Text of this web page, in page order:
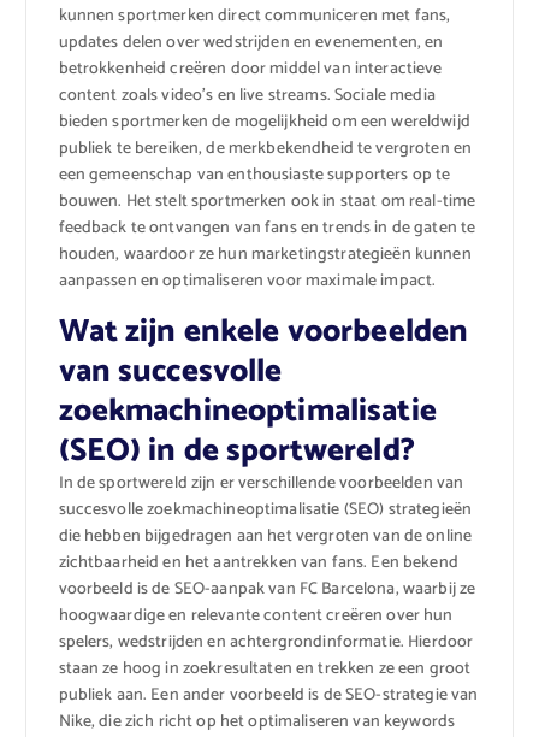
kunnen sportmerken direct communiceren met fans,
updates delen over wedstrijden en evenementen, en
betrokkenheid creëren door middel van interactieve
content zoals video’s en live streams. Sociale media
bieden sportmerken de mogelijkheid om een wereldwijd
publiek te bereiken, de merkbekendheid te vergroten en
een gemeenschap van enthousiaste supporters op te
bouwen. Het stelt sportmerken ook in staat om real-time
feedback te ontvangen van fans en trends in de gaten te
houden, waardoor ze hun marketingstrategieën kunnen
aanpassen en optimaliseren voor maximale impact.
Wat zijn enkele voorbeelden
van succesvolle
zoekmachineoptimalisatie
(SEO) in de sportwereld?
In de sportwereld zijn er verschillende voorbeelden van
succesvolle zoekmachineoptimalisatie (SEO) strategieën
die hebben bijgedragen aan het vergroten van de online
zichtbaarheid en het aantrekken van fans. Een bekend
voorbeeld is de SEO-aanpak van FC Barcelona, waarbij ze
hoogwaardige en relevante content creëren over hun
spelers, wedstrijden en achtergrondinformatie. Hierdoor
staan ze hoog in zoekresultaten en trekken ze een groot
publiek aan. Een ander voorbeeld is de SEO-strategie van
Nike, die zich richt op het optimaliseren van keywords